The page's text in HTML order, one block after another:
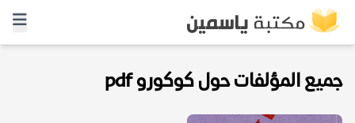
جميع المؤلفات حول كوكورو pdf